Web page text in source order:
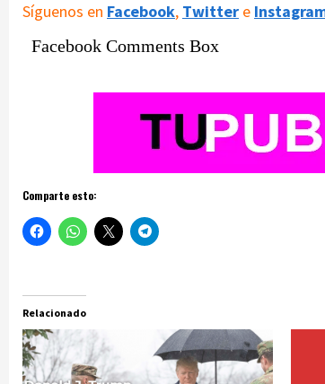
Síguenos en Facebook, Twitter e
Facebook Comments Box
Comparte esto:
Relacionado